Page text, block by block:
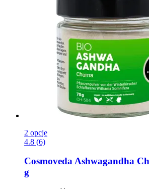
2 opcje
4.8 (6)
CosmovedaAshwagandha
g